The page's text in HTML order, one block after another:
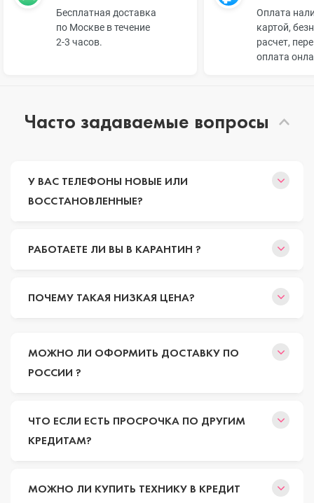
Бесплатная доставка
по Москве в течение
2-3 часов.
Оплата
картой,
расчет,
оплата
Часто задаваемые вопросы
У ВАС ТЕЛЕФОНЫ НОВЫЕ ИЛИ
ВОССТАНОВЛЕННЫЕ?
РАБОТАЕТЕ ЛИ ВЫ В КАРАНТИН ?
ПОЧЕМУ ТАКАЯ НИЗКАЯ ЦЕНА?
МОЖНО ЛИ ОФОРМИТЬ ДОСТАВКУ ПО
РОССИИ ?
ЧТО ЕСЛИ ЕСТЬ ПРОСРОЧКА ПО ДРУГИМ
КРЕДИТАМ?
МОЖНО ЛИ КУПИТЬ ТЕХНИКУ В КРЕДИТ